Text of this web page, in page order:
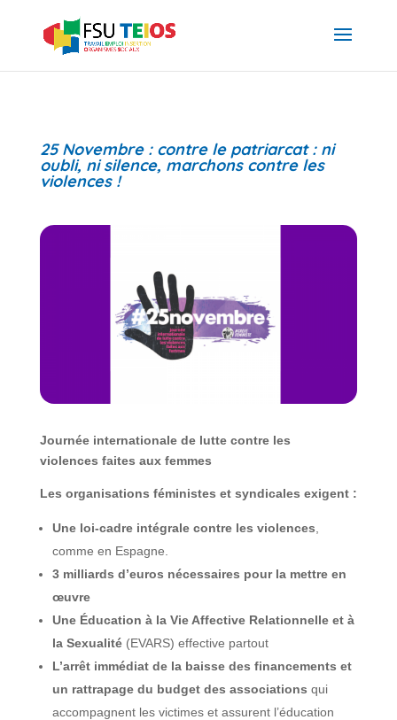
25 Novembre : contre le patriarcat : ni
oubli, ni silence, marchons contre les
violences !
Journée internationale de lutte contre les
violences faites aux femmes
Les organisations féministes et syndicales exigent :
Une loi-cadre intégrale contre les violences
comme en Espagne.
3 milliards d’euros nécessaires pour la mettre en
œuvre
Une Éducation à la Vie Affective Relationnelle et à
la Sexualité (EVARS) effective partout
L’arrêt immédiat de la baisse des financements et
un rattrapage du budget des associations qui
accompagnent les victimes et assurent l’éducation